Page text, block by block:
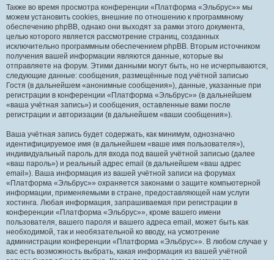
Также во время просмотра конференции «Платформа «Эльбрус»» мы
можем установить cookies, внешние по отношению к программному
обеспечению phpBB, однако они выходят за рамки этого документа,
целью которого является рассмотрение страниц, созданных
исключительно программным обеспечением phpBB. Вторым источником
получения вашей информации являются данные, которые вы
отправляете на форум. Этими данными могут быть, но не исчерпываются,
следующие данные: сообщения, размещённые под учётной записью
Гостя (в дальнейшем «анонимные сообщения»), данные, указанные при
регистрации в конференции «Платформа «Эльбрус»» (в дальнейшем
«ваша учётная запись») и сообщения, оставленные вами после
регистрации и авторизации (в дальнейшем «ваши сообщения»).
Ваша учётная запись будет содержать, как минимум, однозначно
идентифицируемое имя (в дальнейшем «ваше имя пользователя»),
индивидуальный пароль для входа под вашей учётной записью (далее
«ваш пароль») и реальный адрес email (в дальнейшем «ваш адрес
email»). Ваша информация из вашей учётной записи на форумах
«Платформа «Эльбрус»» охраняется законами о защите компьютерной
информации, применяемыми в стране, предоставляющей нам услуги
хостинга. Любая информация, запрашиваемая при регистрации в
конференции «Платформа «Эльбрус»», кроме вашего имени
пользователя, вашего пароля и вашего адреса email, может быть как
необходимой, так и необязательной ко вводу, на усмотрение
администрации конференции «Платформа «Эльбрус»». В любом случае у
вас есть возможность выбрать, какая информация из вашей учётной